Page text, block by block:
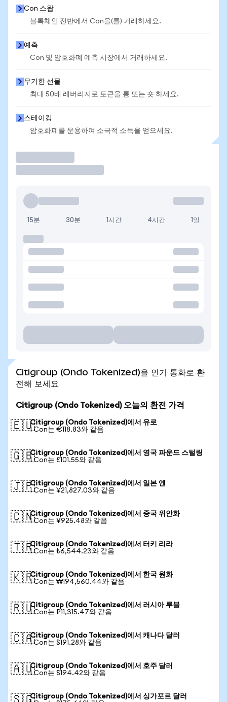
Con 스왑
블록체인 전반에서 Con을(를) 거래하세요.
예측
Con 및 암호화폐 예측 시장에서 거래하세요.
무기한 선물
최대 50배 레버리지로 토큰을 롱 또는 숏 하세요.
스테이킹
암호화폐를 운용하여 소극적 소득을 얻으세요.
15분 30분 1시간 4시간 1일
Citigroup (Ondo Tokenized)을 인기 통화로 환
전해 보세요
Citigroup (Ondo Tokenized) 오늘의 환전 가격
🇪🇺Citigroup (Ondo Tokenized)에서 유로
1 Con는 €118.83와 같음
🇬🇧Citigroup (Ondo Tokenized)에서 영국 파운드 스털링
1 Con는 £101.55와 같음
🇯🇵Citigroup (Ondo Tokenized)에서 일본 엔
1 Con는 ¥21,827.03와 같음
🇨🇳Citigroup (Ondo Tokenized)에서 중국 위안화
1 Con는 ¥925.48와 같음
🇹🇷Citigroup (Ondo Tokenized)에서 터키 리라
1 Con는 ₺6,544.23와 같음
🇰🇷Citigroup (Ondo Tokenized)에서 한국 원화
1 Con는 ₩194,560.44와 같음
🇷🇺Citigroup (Ondo Tokenized)에서 러시아 루블
1 Con는 ₽11,315.47와 같음
🇨🇦Citigroup (Ondo Tokenized)에서 캐나다 달러
1 Con는 $191.28와 같음
🇦🇺Citigroup (Ondo Tokenized)에서 호주 달러
1 Con는 $194.42와 같음
Citigroup (Ondo Tokenized)에서 싱가포르 달러